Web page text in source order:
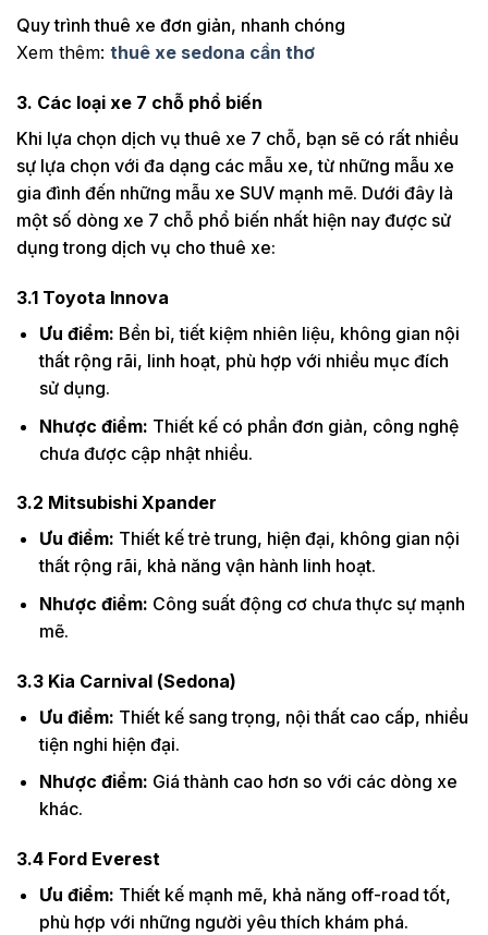
Quy trình thuê xe đơn giản, nhanh chóng
Xem thêm: thuê xe sedona cần thơ
3. Các loại xe 7 chỗ phổ biến
Khi lựa chọn dịch vụ thuê xe 7 chỗ, bạn sẽ có rất nhiều
sự lựa chọn với đa dạng các mẫu xe, từ những mẫu xe
gia đình đến những mẫu xe SUV mạnh mẽ. Dưới đây là
một số dòng xe 7 chỗ phổ biến nhất hiện nay được sử
dụng trong dịch vụ cho thuê xe:
3.1 Toyota Innova
Ưu điểm: Bền bỉ, tiết kiệm nhiên liệu, không gian nội
thất rộng rãi, linh hoạt, phù hợp với nhiều mục đích
sử dụng.
Nhược điểm: Thiết kế có phần đơn giản, công nghệ
chưa được cập nhật nhiều.
3.2 Mitsubishi Xpander
Ưu điểm: Thiết kế trẻ trung, hiện đại, không gian nội
thất rộng rãi, khả năng vận hành linh hoạt.
Nhược điểm: Công suất động cơ chưa thực sự mạnh
mẽ.
3.3 Kia Carnival (Sedona)
Ưu điểm: Thiết kế sang trọng, nội thất cao cấp, nhiều
tiện nghi hiện đại.
Nhược điểm: Giá thành cao hơn so với các dòng xe
khác.
3.4 Ford Everest
Ưu điểm: Thiết kế mạnh mẽ, khả năng off-road tốt,
phù hợp với những người yêu thích khám phá.